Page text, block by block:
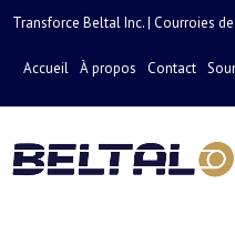
Transforce Beltal Inc. | Courroies
Accueil À propos Contact